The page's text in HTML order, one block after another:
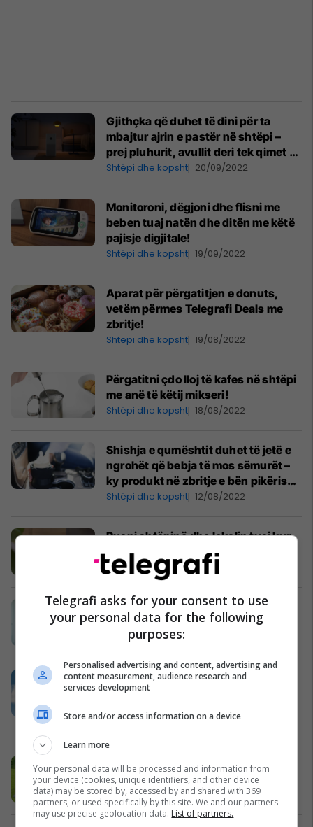
Gjithçka që duhet të dini për ta
mbajtur ajrin e pastër në shtëpi –
prej pluhurit, avullit deri tek qimet e
kafshëve!
Shtëpi dhe kopsht 20/09/2022
Monitoroni, dëgjoni dhe flisni me
beben tuaj natën dhe ditën me këtë
pajisje digjitale!
Shtëpi dhe kopsht 19/09/2022
Aparat për përgatitjen e donuts,
vetëm përmes Telegrafi Deals me
zbritje!
Shtëpi dhe kopsht 19/08/2022
Përgatitni çdo lloj të kafes në shtëpi
me anë të këtij mikseri!
Shtëpi dhe kopsht 18/08/2022
Shishja e qumështit duhet të jetë e
ngrohët që bebja të mos sëmurët –
ky produkt në zbritje e bën pikërisht
këtë!
Shtëpi dhe kopsht 12/08/2022
Ruani shtëpinë dhe lokalin tuaj kur
nuk jeni aty!
Shtëpi dhe kopsht 12/08/2022
Flladitu me 4 euro e gjysmë pa u
brengosë sa shtrenjtë t'vjen rryma!
Shtëpi dhe kopsht
A don me flejt si qingj? Këto tri
produkte ju sigurojnë të bëni gjumë
Shtëpi dhe kopsht 09/08/2022
Freskia t’vjen kur me zbritje e blen
pishinën Intex
Shtëpi dhe kopsht 02/08/2022
Telegrafi asks for your consent to use
your personal data for the following
purposes:
Personalised advertising and content, advertising and
content measurement, audience research and
services development
Store and/or access information on a device
Learn more
Your personal data will be processed and information from
your device (cookies, unique identifiers, and other device
data) may be stored by, accessed by and shared with 369
partners, or used specifically by this site. We and our partners
may use precise geolocation data. List of partners.